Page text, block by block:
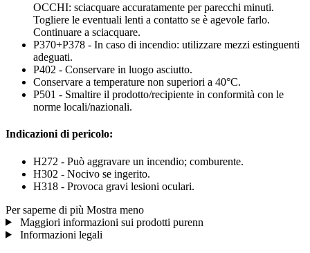
OCCHI: sciacquare accuratamente per parecchi minuti.
Togliere le eventuali lenti a contatto se è agevole farlo.
Continuare a sciacquare.
P370+P378 - In caso di incendio: utilizzare mezzi estinguenti
adeguati.
P402 - Conservare in luogo asciutto.
Conservare a temperature non superiori a 40°C.
P501 - Smaltire il prodotto/recipiente in conformità con le
norme locali/nazionali.
Indicazioni di pericolo:
H272 - Può aggravare un incendio; comburente.
H302 - Nocivo se ingerito.
H318 - Provoca gravi lesioni oculari.
Per saperne di più Mostra meno
Maggiori informazioni sui prodotti purenn
Informazioni legali